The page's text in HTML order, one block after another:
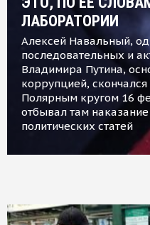
ЛАБОРАТОРИИ
Алексей Навальный,
последовательных и
Владимира Путина,
коррупцией,
Полярным кругом 16
отбывал там
политических статей